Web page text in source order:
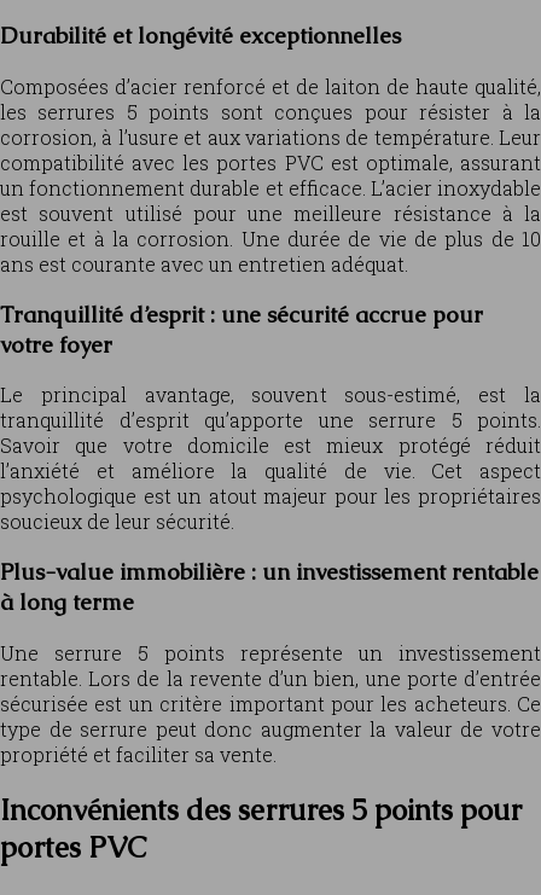
Durabilité et longévité exceptionnelles
Composées d’acier renforcé et de laiton de haute qualité,
les serrures 5 points sont conçues pour résister à la
corrosion, à l’usure et aux variations de température. Leur
compatibilité avec les portes PVC est optimale, assurant
un fonctionnement durable et efficace. L’acier inoxydable
est souvent utilisé pour une meilleure résistance à la
rouille et à la corrosion. Une durée de vie de plus de 10
ans est courante avec un entretien adéquat.
Tranquillité d’esprit : une sécurité accrue pour
votre foyer
Le principal avantage, souvent sous-estimé, est la
tranquillité d’esprit qu’apporte une serrure 5 points.
Savoir que votre domicile est mieux protégé réduit
l’anxiété et améliore la qualité de vie. Cet aspect
psychologique est un atout majeur pour les propriétaires
soucieux de leur sécurité.
Plus-value immobilière : un investissement rentable
à long terme
Une serrure 5 points représente un investissement
rentable. Lors de la revente d’un bien, une porte d’entrée
sécurisée est un critère important pour les acheteurs. Ce
type de serrure peut donc augmenter la valeur de votre
propriété et faciliter sa vente.
Inconvénients des serrures 5 points pour
portes PVC